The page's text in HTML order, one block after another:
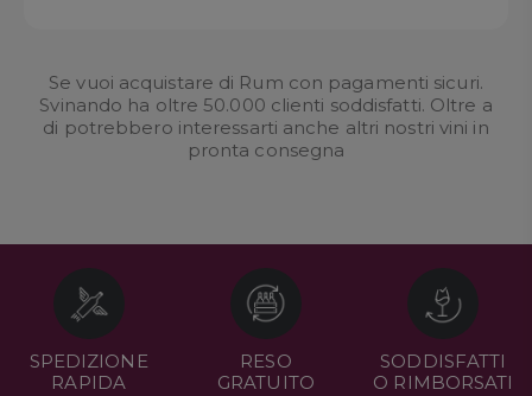
Se vuoi acquistare di Rum con pagamenti sicuri.
Svinando ha oltre 50.000 clienti soddisfatti. Oltre a
di potrebbero interessarti anche altri nostri vini in
pronta consegna
SPEDIZIONE
RAPIDA
RESO
GRATUITO
SODDISFATTI
O RIMBORSATI